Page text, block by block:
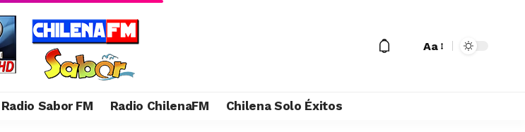
Aa
Radio Sabor FM Radio ChilenaFM Chilena Solo Éxitos